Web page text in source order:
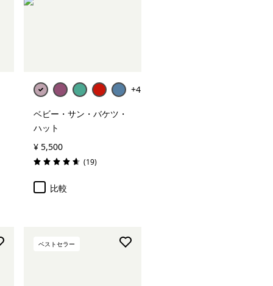
+4
ベビー・サン・バケツ・
ハット
¥ 5,500
評価: 4.6 / 5 (19レビュー
)
比較
ベストセラー